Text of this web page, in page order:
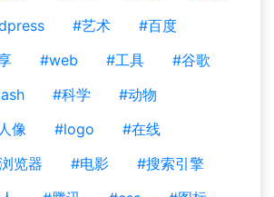
#艺术
#百度
#web #工具
#谷歌
#科学
#动物
像 #logo
#在线
览器 #电影
#搜索引擎